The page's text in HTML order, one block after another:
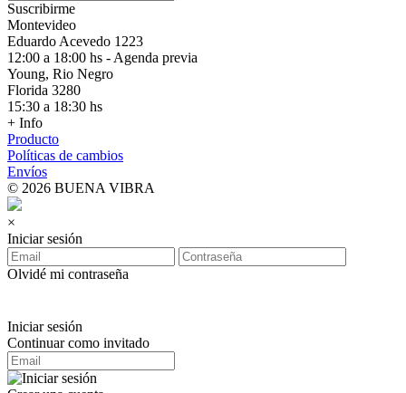
Suscribirme
Montevideo
Eduardo Acevedo 1223
12:00 a 18:00 hs - Agenda previa
Young, Rio Negro
Florida 3280
15:30 a 18:30 hs
+ Info
Producto
Políticas de cambios
Envíos
© 2026 BUENA VIBRA
×
Iniciar sesión
Olvidé mi contraseña
Iniciar sesión
Continuar como invitado